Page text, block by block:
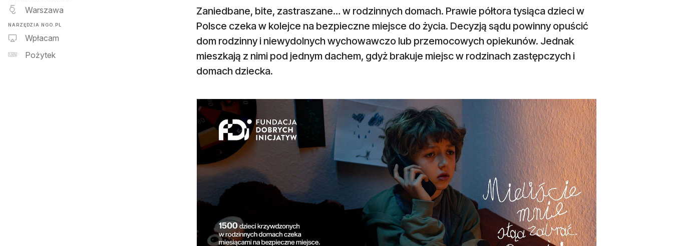
Warszawa
NARZĘDZIA NGO.PL
Wpłacam
Pożytek
Zaniedbane, bite, zastraszane… w rodzinnych domach. Prawie półtora tysiąca dzieci w
Polsce czeka w kolejce na bezpieczne miejsce do życia. Decyzją sądu powinny opuścić
dom rodzinny i niewydolnych wychowawczo lub przemocowych opiekunów. Jednak
mieszkają z nimi pod jednym dachem, gdyż brakuje miejsc w rodzinach zastępczych i
domach dziecka.